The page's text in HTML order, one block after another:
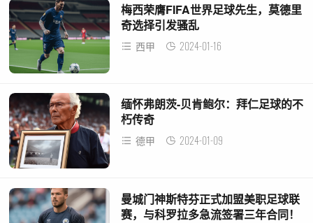
梅西荣膺FIFA世界足球先生，莫德里
奇选择引发骚乱
西甲 2024-01-16
缅怀弗朗茨-贝肯鲍尔：拜仁足球的不
朽传奇
德甲 2024-01-09
曼城门神斯特芬正式加盟美职足球联
赛，与科罗拉多急流签署三年合同！